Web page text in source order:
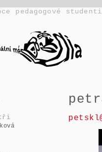
pedagogové studenti